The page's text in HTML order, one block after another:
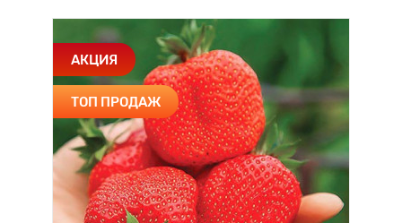
АКЦИЯ
ТОП ПРОДАЖ